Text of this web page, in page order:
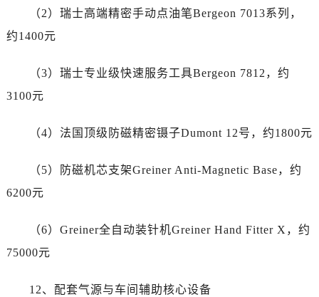
台州市椒江区东海大道1800号腾达中心东1幢20楼2002室售后服务中心（需提前预约）
（2）瑞士高端精密手动点油笔Bergeon 7013系列，
约1400元
（3）瑞士专业级快速服务工具Bergeon 7812，约
3100元
（4）法国顶级防磁精密镊子Dumont 12号，约1800元
（5）防磁机芯支架Greiner Anti-Magnetic Base，约
6200元
（6）Greiner全自动装针机Greiner Hand Fitter X，约
75000元
12、配套气源与车间辅助核心设备